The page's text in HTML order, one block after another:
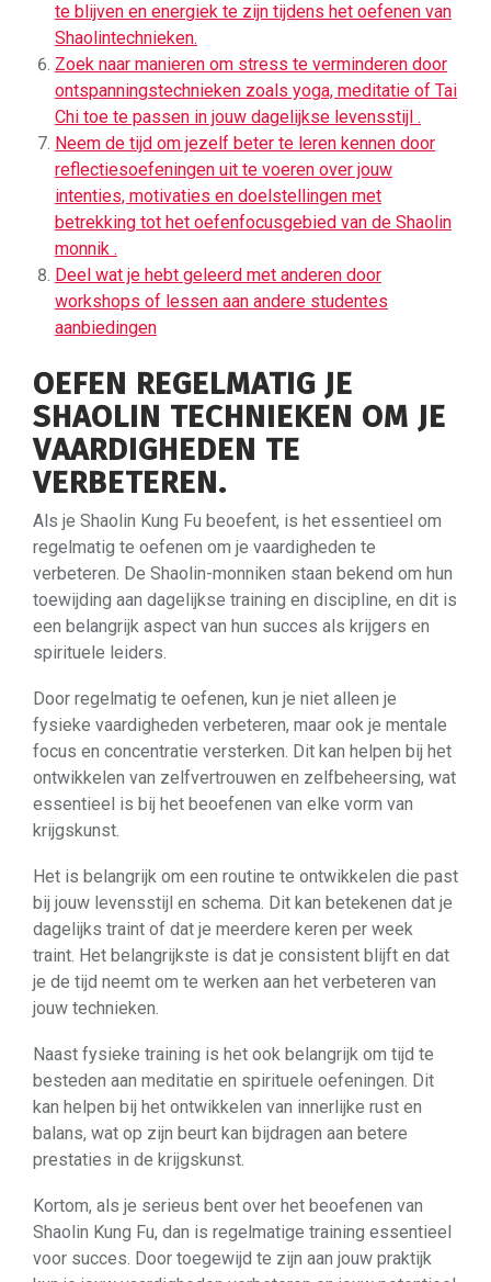
te blijven en energiek te zijn tijdens het oefenen van
Shaolintechnieken.
Zoek naar manieren om stress te verminderen door
ontspanningstechnieken zoals yoga, meditatie of Tai
Chi toe te passen in jouw dagelijkse levensstijl .
Neem de tijd om jezelf beter te leren kennen door
reflectiesoefeningen uit te voeren over jouw
intenties, motivaties en doelstellingen met
betrekking tot het oefenfocusgebied van de Shaolin
monnik .
Deel wat je hebt geleerd met anderen door
workshops of lessen aan andere studentes
aanbiedingen
OEFEN REGELMATIG JE
SHAOLIN TECHNIEKEN OM JE
VAARDIGHEDEN TE
VERBETEREN.
Als je Shaolin Kung Fu beoefent, is het essentieel om
regelmatig te oefenen om je vaardigheden te
verbeteren. De Shaolin-monniken staan bekend om hun
toewijding aan dagelijkse training en discipline, en dit is
een belangrijk aspect van hun succes als krijgers en
spirituele leiders.
Door regelmatig te oefenen, kun je niet alleen je
fysieke vaardigheden verbeteren, maar ook je mentale
focus en concentratie versterken. Dit kan helpen bij het
ontwikkelen van zelfvertrouwen en zelfbeheersing, wat
essentieel is bij het beoefenen van elke vorm van
krijgskunst.
Het is belangrijk om een ​​routine te ontwikkelen die past
bij jouw levensstijl en schema. Dit kan betekenen dat je
dagelijks traint of dat je meerdere keren per week
traint. Het belangrijkste is dat je consistent blijft en dat
je de tijd neemt om te werken aan het verbeteren van
jouw technieken.
Naast fysieke training is het ook belangrijk om tijd te
besteden aan meditatie en spirituele oefeningen. Dit
kan helpen bij het ontwikkelen van innerlijke rust en
balans, wat op zijn beurt kan bijdragen aan betere
prestaties in de krijgskunst.
Kortom, als je serieus bent over het beoefenen van
Shaolin Kung Fu, dan is regelmatige training essentieel
voor succes. Door toegewijd te zijn aan jouw praktijk